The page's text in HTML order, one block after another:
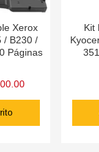
Xerox
/ B230 /
Páginas
Kit